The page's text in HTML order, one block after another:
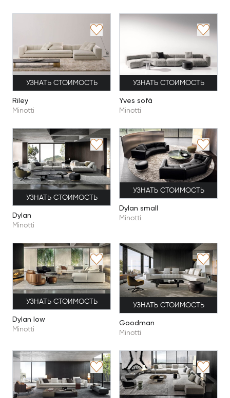
УЗНАТЬ СТОИМОСТЬ
Riley
Minotti
УЗНАТЬ СТОИМОСТЬ
Yves sofà
Minotti
УЗНАТЬ СТОИМОСТЬ
Dylan
Minotti
УЗНАТЬ СТОИМОСТЬ
Dylan small
Minotti
УЗНАТЬ СТОИМОСТЬ
Dylan low
Minotti
УЗНАТЬ СТОИМОСТЬ
Goodman
Minotti